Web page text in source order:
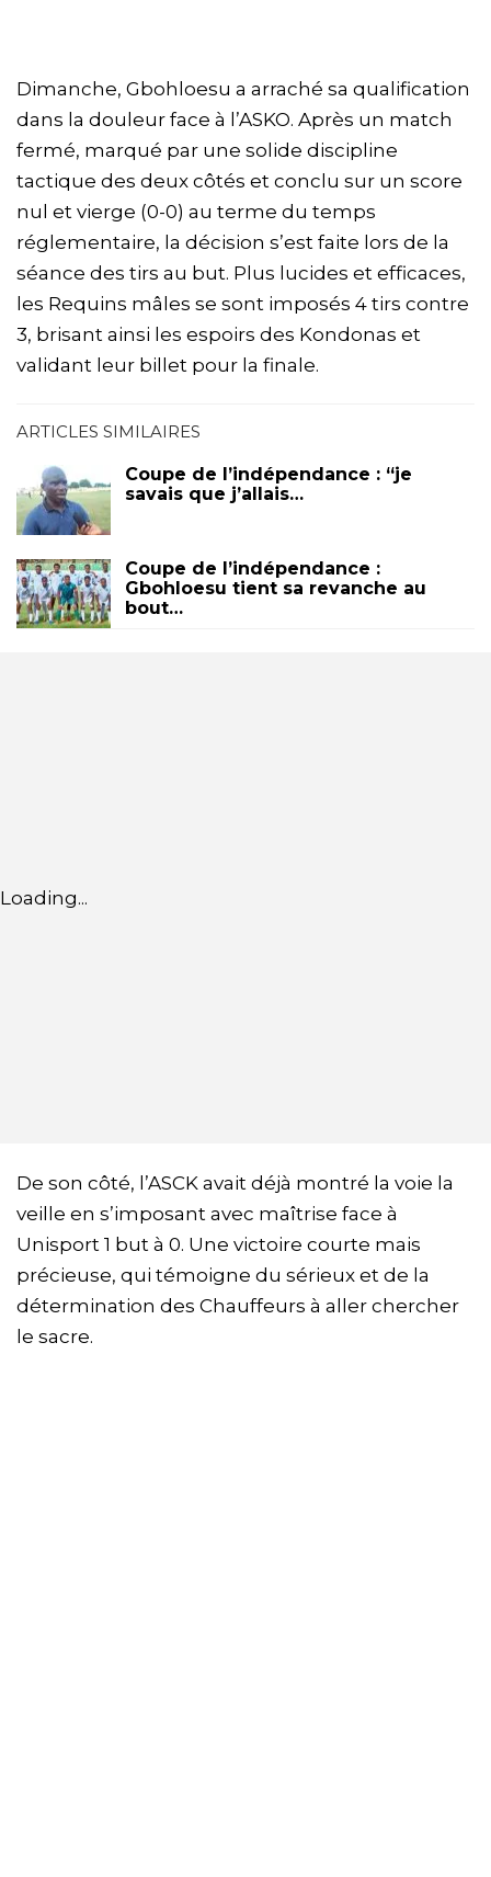
Dimanche, Gbohloesu a arraché sa qualification
dans la douleur face à l’ASKO. Après un match
fermé, marqué par une solide discipline
tactique des deux côtés et conclu sur un score
nul et vierge (0-0) au terme du temps
réglementaire, la décision s’est faite lors de la
séance des tirs au but. Plus lucides et efficaces,
les Requins mâles se sont imposés 4 tirs contre
3, brisant ainsi les espoirs des Kondonas et
validant leur billet pour la finale.
ARTICLES SIMILAIRES
Coupe de l’indépendance : “je
savais que j’allais…
Coupe de l’indépendance :
Gbohloesu tient sa revanche au
bout…
Loading...
De son côté, l’ASCK avait déjà montré la voie la
veille en s’imposant avec maîtrise face à
Unisport 1 but à 0. Une victoire courte mais
précieuse, qui témoigne du sérieux et de la
détermination des Chauffeurs à aller chercher
le sacre.